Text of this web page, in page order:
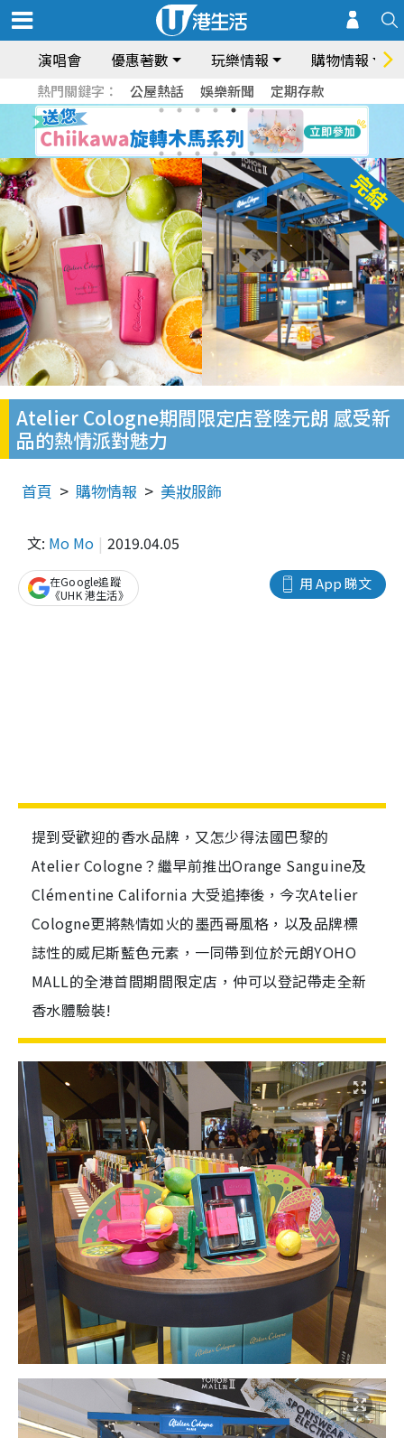
演唱會 優惠著數 玩樂情報 購物情報
熱門關鍵字： 公屋熱話 娛樂新聞 定期存款
Atelier Cologne期間限定店登陸元朗 感受新
品的熱情派對魅力
首頁 購物情報 美妝服飾
文: Mo Mo 2019.04.05
用 App 睇文
在Google追蹤
《UHK 港生活》
提到受歡迎的香水品牌，又怎少得法國巴黎的
Atelier Cologne？繼早前推出Orange Sanguine及
Clémentine California 大受追捧後，今次Atelier
Cologne更將熱情如火的墨⻄哥風格，以及品牌標
誌性的威尼斯藍色元素，一同帶到位於元朗YOHO
MALL的全港首間期間限定店，仲可以登記帶走全新
香水體驗裝!